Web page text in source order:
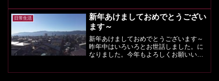
日常生活
新年あけましておめでとうござい
ます～
新年あけましておめでとうございます～
昨年中はいろいろとお世話しました。に
なりました。今年もよろしくお願いいた